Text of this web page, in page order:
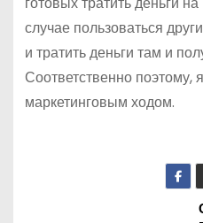
случае пользоваться
и тратить деньги там и
Соответственно поэтому,
маркетинговым ходом.